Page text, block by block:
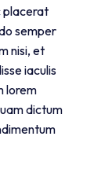
placerat
semper
nisi, et
iaculis
lorem
dictum